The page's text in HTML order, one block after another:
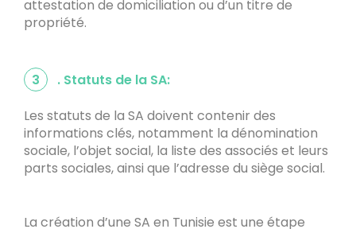
attestation de domiciliation ou d’un titre de
propriété.
3
. Statuts de la SA:
Les statuts de la SA doivent contenir des
informations clés, notamment la dénomination
sociale, l’objet social, la liste des associés et leurs
parts sociales, ainsi que l’adresse du siège social.
La création d’une SA en Tunisie est une étape